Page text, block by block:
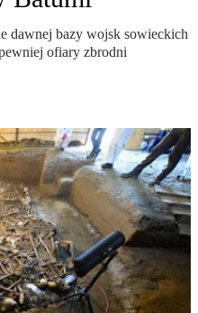
dawnej bazy wojsk sowieckich
ofiary zbrodni